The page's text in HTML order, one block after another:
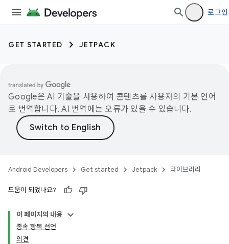
로그인
GET STARTED JETPACK
Google은 AI 기술을 사용하여 콘텐츠를 사용자의 기본 언어
로 번역합니다. AI 번역에는 오류가 있을 수 있습니다.
Android Developers Get started Jetpack 라이브러리
도움이 되었나요?
이 페이지의 내용
종속 항목 선언
의견